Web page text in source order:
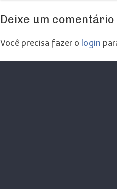
Deixe um comentário
Você precisa fazer o login